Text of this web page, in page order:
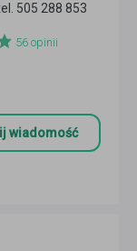
505 288 853
56 opinii
wiadomość